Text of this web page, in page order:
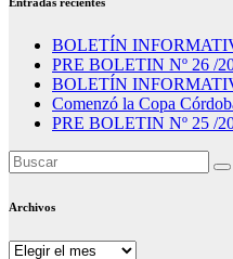
BOLETÍN
PRE BOLETIN Nº 26 /
BOLETÍN
Comenzó la Copa
PRE BOLETIN Nº 25 /
Archivos
Archivos